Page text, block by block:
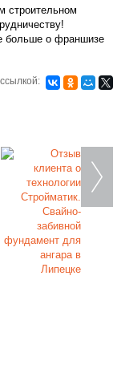
строительном
больше о франшизе